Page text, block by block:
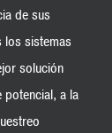
de sus
los sistemas
solución
potencial, a la